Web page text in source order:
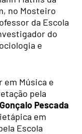
no Mosteiro
da Escola
do
e
em Música e
pela
Gonçalo Pescada
em
Escola